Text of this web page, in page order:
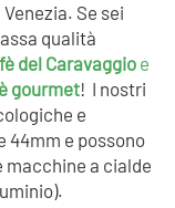
Se sei
qualità
del Caravaggio e
gourmet! I nostri
e
e possono
macchine a cialde